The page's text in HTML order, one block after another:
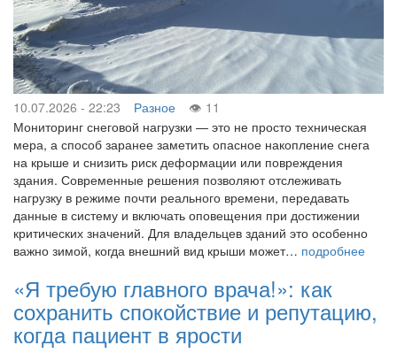
10.07.2026 - 22:23 Разное
11
Мониторинг снеговой нагрузки — это не просто техническая
мера, а способ заранее заметить опасное накопление снега
на крыше и снизить риск деформации или повреждения
здания. Современные решения позволяют отслеживать
нагрузку в режиме почти реального времени, передавать
данные в систему и включать оповещения при достижении
критических значений. Для владельцев зданий это особенно
важно зимой, когда внешний вид крыши может… подробнее
«Я требую главного врача!»: как
сохранить спокойствие и репутацию,
когда пациент в ярости